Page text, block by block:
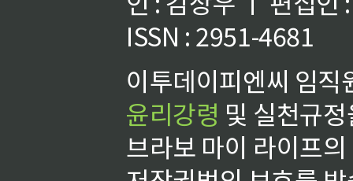
ISSN : 2951-4681
이투데이피엔씨 임
윤리강령 및 실천규
브라보 마이 라이프